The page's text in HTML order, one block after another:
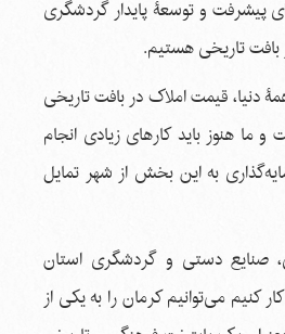
پیشرفت و توسعۀ پایدار گردشگری
تاریخی هستیم.
دنیا، قیمت املاک در بافت تاریخی
ما هنوز باید کارهای زیادی انجام
به این بخش از شهر تمایل
صنایع دستی و گردشگری استان
کنیم می‌توانیم کرمان را به یکی از